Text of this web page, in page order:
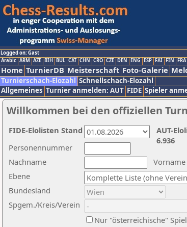
Logged on: Gast
Arabic ARM AZE BIH BUL CAT CHN CRO CZE DEN ENG ESP FAI FIN FRA
Home TurnierDB Meisterschaft Foto-Galerie
Turnierschach-Elozahl Schnellschach-Elozahl
Allgemeines Turnier anmelden: AUT FIDE Spieler
Willkommen bei den offiziellen
Nachname
Vorname
Ebene
Personennummer
Bundesland
Spgem./Kreis/Verein
Nur "österreichische"
AUT-
6.936
FIDE-Elolisten Stand